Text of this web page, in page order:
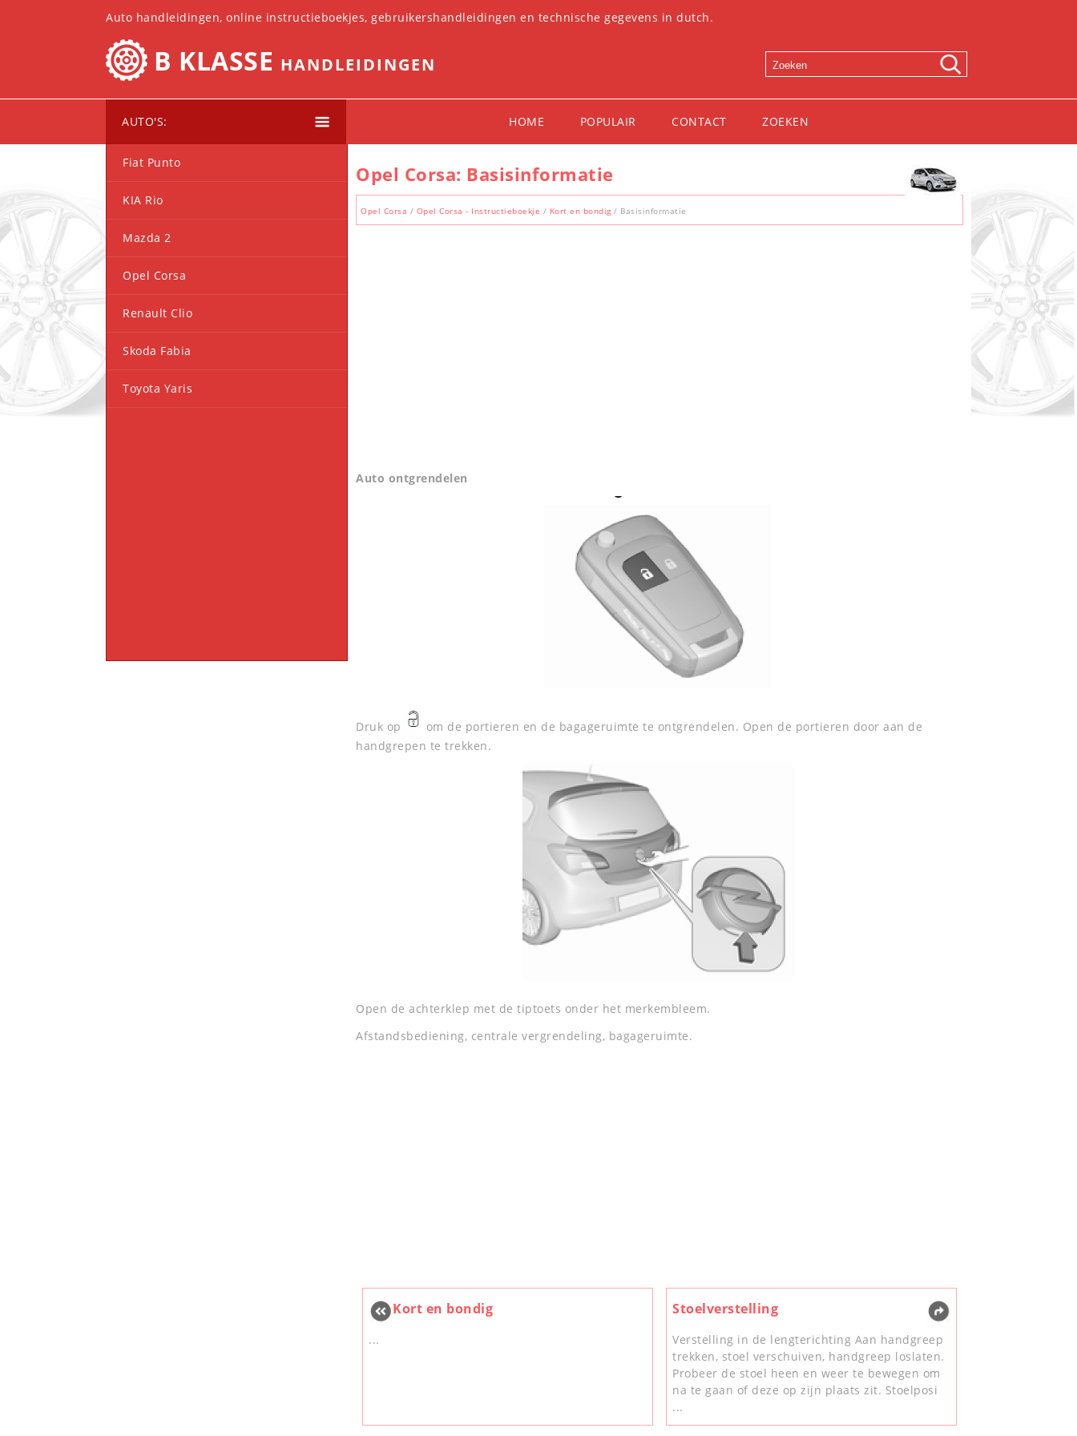
Auto handleidingen, online instructieboekjes, gebruikershandleidingen en technische gegevens in dutch.
B KLASSE HANDLEIDINGEN
AUTO'S: HOME POPULAIR CONTACT ZOEKEN
Opel Corsa: Basisinformatie
Opel Corsa / Opel Corsa - Instructieboekje / Kort en bondig / Basisinformatie
Auto ontgrendelen
Druk op
om de portieren en de bagageruimte te ontgrendelen. Open de portieren door aan de
handgrepen te trekken.
Open de achterklep met de tiptoets onder het merkembleem.
Afstandsbediening, centrale vergrendeling, bagageruimte.
Kort en bondig
...
Stoelverstelling
Verstelling in de lengterichting Aan handgreep
trekken, stoel verschuiven, handgreep loslaten.
Probeer de stoel heen en weer te bewegen om
na te gaan of deze op zijn plaats zit. Stoelposi
...
Fiat Punto
KIA Rio
Mazda 2
Opel Corsa
Renault Clio
Skoda Fabia
Toyota Yaris